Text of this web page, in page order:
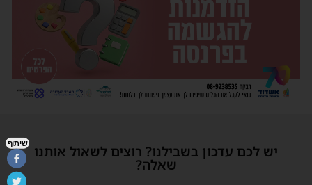
יש לכם עדכון בשבילנו? רוצים לשאול אותנו
שאלה?
שיתוף